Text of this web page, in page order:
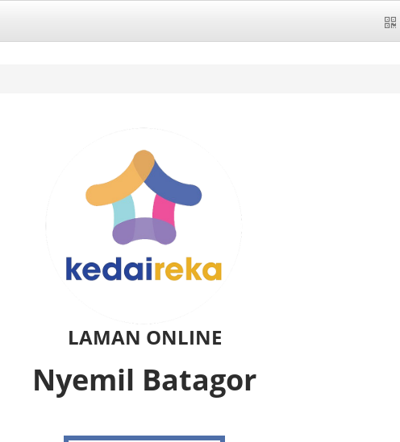
LAMAN ONLINE
Nyemil Batagor